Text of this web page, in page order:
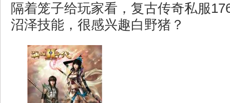
隔着笼子给玩家看，复古传奇私服
沼泽技能，很感兴趣白野猪？